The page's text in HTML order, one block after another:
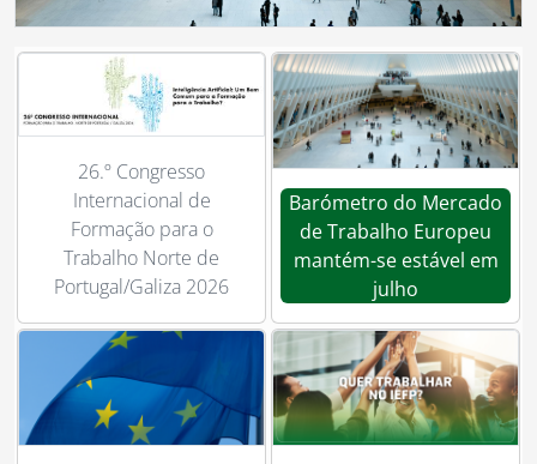
26.º Congresso
Internacional de
Formação para o
Trabalho Norte de
Portugal/Galiza 2026
Barómetro do Mercado
de Trabalho Europeu
mantém-se estável em
julho